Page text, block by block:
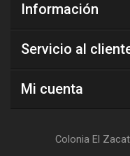
Información
Servicio al
Mi cuenta
Colonia El